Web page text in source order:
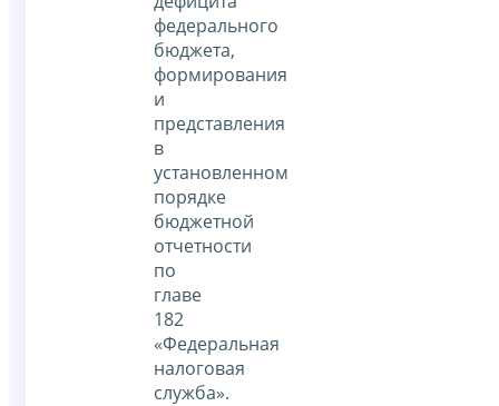
федерального
бюджета,
формирования
и
представления
в
установленном
порядке
бюджетной
отчетности
по
главе
182
«Федеральная
налоговая
служба».